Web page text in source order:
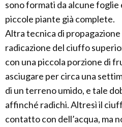
sono formati da alcune foglie
piccole piante già complete.
Altra tecnica di
radicazione del ciuffo
con una piccola porzione di
asciugare per circa una
di un terreno umido, e tale
affinché radichi. Altresì il
contatto con dell’acqua, ma